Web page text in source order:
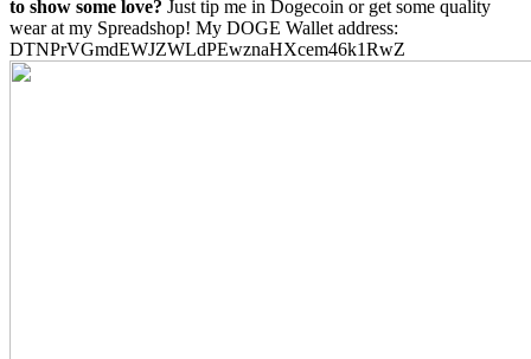
to show some love? Just tip me in Dogecoin or get some quality
wear at my Spreadshop! My DOGE Wallet address:
DTNPrVGmdEWJZWLdPEwznaHXcem46k1RwZ